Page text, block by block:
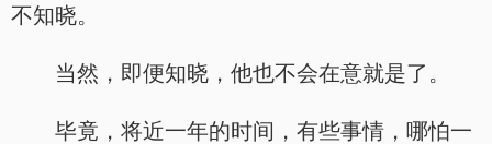
不知晓。
当然，即便知晓，他也不会在意就是了。
毕竟，将近一年的时间，有些事情，哪怕一